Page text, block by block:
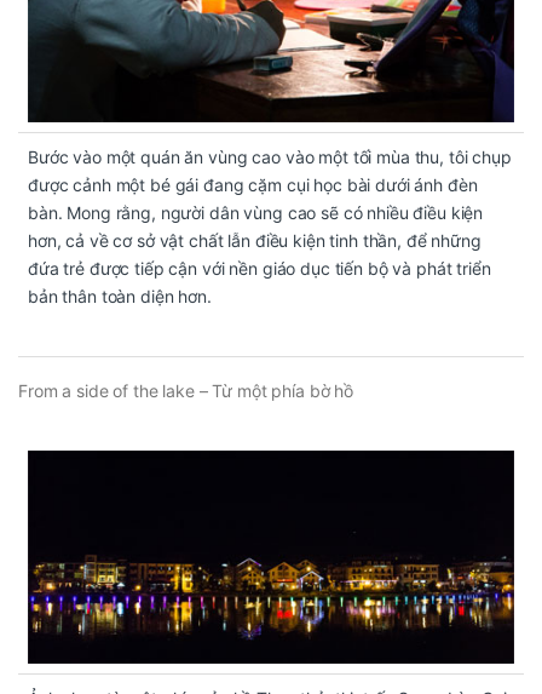
Bước vào một quán ăn vùng cao vào một tối mùa thu, tôi chụp
được cảnh một bé gái đang cặm cụi học bài dưới ánh đèn
bàn. Mong rằng, người dân vùng cao sẽ có nhiều điều kiện
hơn, cả về cơ sở vật chất lẫn điều kiện tinh thần, để những
đứa trẻ được tiếp cận với nền giáo dục tiến bộ và phát triển
bản thân toàn diện hơn.
From a side of the lake – Từ một phía bờ hồ